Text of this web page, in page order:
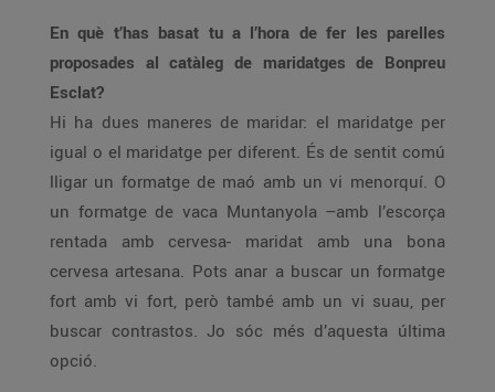
En què t’has basat tu a l’hora de fer les parelles
proposades al catàleg de maridatges de Bonpreu
Esclat?
Hi ha dues maneres de maridar: el maridatge per
igual o el maridatge per diferent. És de sentit comú
lligar un formatge de maó amb un vi menorquí. O
un formatge de vaca Muntanyola –amb l’escorça
rentada amb cervesa- maridat amb una bona
cervesa artesana. Pots anar a buscar un formatge
fort amb vi fort, però també amb un vi suau, per
buscar contrastos. Jo sóc més d’aquesta última
opció.